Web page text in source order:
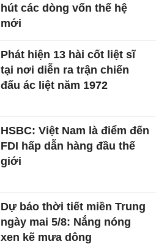
hút các dòng vốn thế hệ
mới
Phát hiện 13 hài cốt liệt sĩ
tại nơi diễn ra trận chiến
đấu ác liệt năm 1972
HSBC: Việt Nam là điểm đến
FDI hấp dẫn hàng đầu thế
giới
Dự báo thời tiết miền Trung
ngày mai 5/8: Nắng nóng
xen kẽ mưa dông